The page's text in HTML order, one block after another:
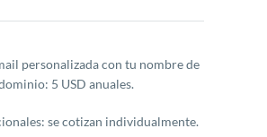
personalizada con tu nombre de
5 USD anuales.
se cotizan individualmente.